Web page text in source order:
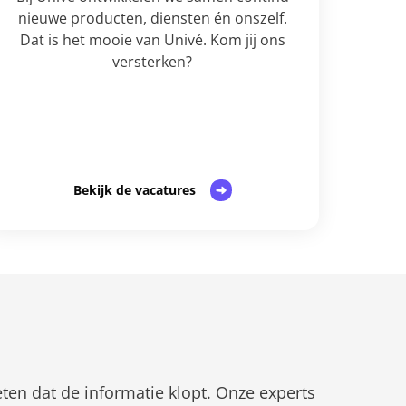
nieuwe producten, diensten én onszelf.
Dat is het mooie van Univé. Kom jij ons
versterken?
Bekijk de vacatures
dat de informatie klopt. Onze experts